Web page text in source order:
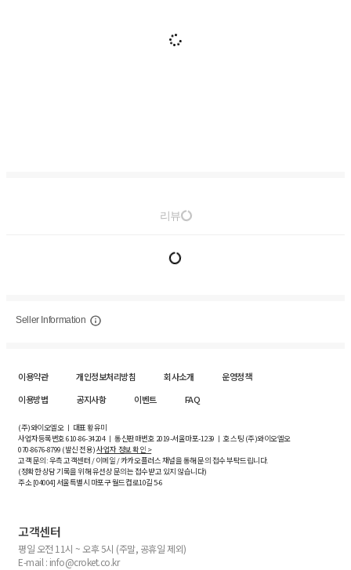
리뷰
Seller Information
이용약관 개인정보처리방침 회사소개
운영정책
이용방법
공지사항 이벤트 FAQ
(주)와이오엘오 ㅣ 대표 황유미
사업자등록번호610-86-34204ㅣ 통신판매번호 2019-서울마포-1239 ㅣ 호스팅 (주)와이오엘오
070-8676-8799 (발신 전용)사업자 정보 확인 >
고객 문의: 우측 고객센터 / 이메일 / 카카오플러스 채널을 통해 문의 접수 부탁드립니다.
(정확한 상담 기록을 위해 유선상 문의는 접수받고 있지 않습니다)
주소 [04004] 서울특별시 마포구 월드컵로10길5-6
고객센터
평일 오전 11시 ~ 오후 5시 (주말, 공휴일 제외)
E-mail : info@croket.co.kr